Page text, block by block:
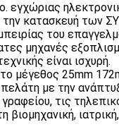
εγχώριας
την κατασκευή των
του
μηχανές
είναι ισχυρή.
μέγεθος 25mm
με την
τις